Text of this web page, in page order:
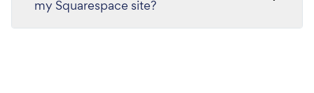
my Squarespace site?